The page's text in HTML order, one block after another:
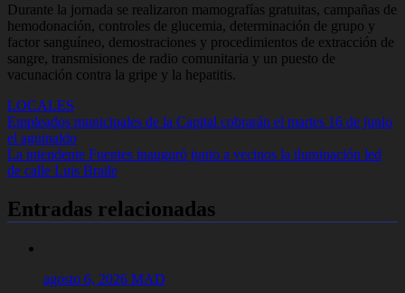
Durante la jornada se realizaron mamografías gratuitas, campañas de
hemodonación, controles de glucemia, determinación de grupo y
factor sanguíneo, demostraciones y procedimientos de extracción de
sangre, transmisiones de radio comunitaria y un puesto de
vacunación contra la gripe y la hepatitis.
LOCALES
Navegación
de
entradas
Empleados municipales de la Capital cobrarán el martes 16 de junio
el aguinaldo
La intendente Fuentes inauguró junto a vecinos la iluminación led
de calle Luis Braile
Entradas relacionadas
agosto 6, 2026 MAD